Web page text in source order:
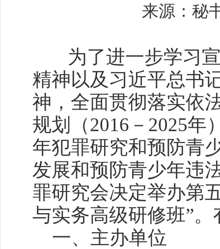
来源：秘
为了进一步学习
精神以及习近平总书
神，全面贯彻落实依
规划（2016－2025年
年犯罪研究和预防青
发展和预防青少年违
罪研究会决定举办第
与实务高级研修班”
一、主办单位